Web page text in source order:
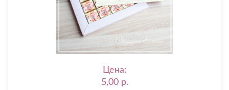
Цена:
5,00 p.